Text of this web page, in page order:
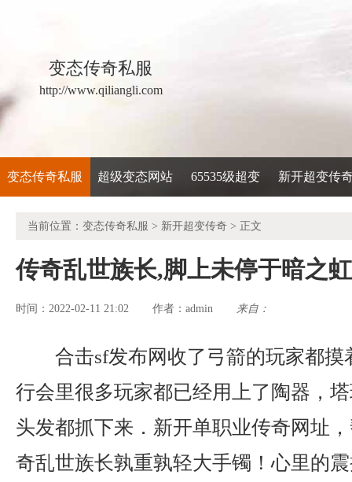
变态传奇私服
http://www.qiliangli.com
变态传奇私服 超级变态网站 65535级超变 新开超变传
当前位置： 变态传奇私服 > 新开超变传奇 > 正文
传奇乱世族长,脚上未停于暗之
时间：2022-02-11 21:02 作者： admin 来自：
合击sf发布网收了弓箭的玩家都摸
行会里很多玩家都已经用上了陶器，
头发都抓下来．新开单职业传奇网址
奇乱世族长孰重孰轻大手镯！心里的